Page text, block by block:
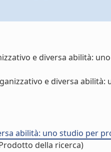
e diversa abilità:
e diversa
abilità: uno studio per
della ricerca)